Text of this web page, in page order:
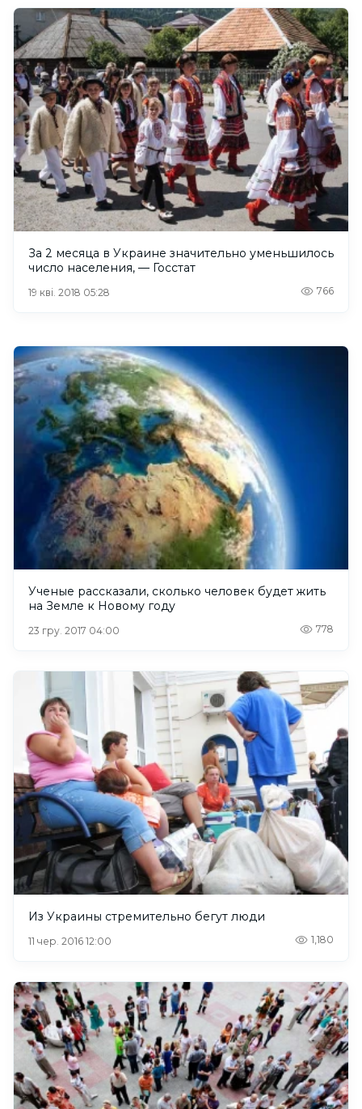
За 2 месяца в Украине значительно уменьшилось
число населения, — Госстат
19 кві. 2018 05:28 766
Ученые рассказали, сколько человек будет жить
на Земле к Новому году
23 гру. 2017 04:00 778
Из Украины стремительно бегут люди
11 чер. 2016 12:00 1,180